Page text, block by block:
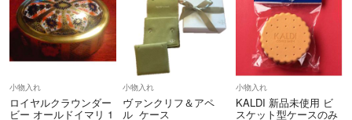
小物入れ
ロイヤルクラウンダー
ビー オールドイマリ 1
小物入れ
ヴァンクリフ＆アペ
ル ケース
小物入れ
KALDI 新品未使用 ビ
スケット型ケースのみ